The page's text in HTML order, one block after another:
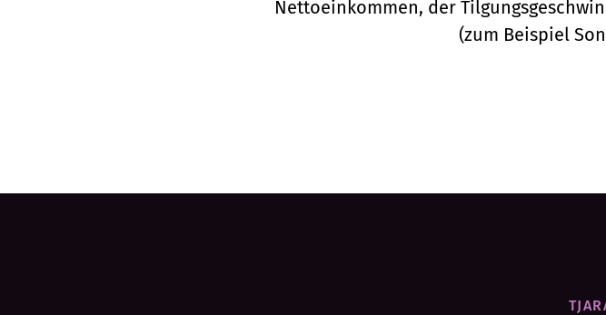
Nettoeinkommen, der
(zum Beispiel